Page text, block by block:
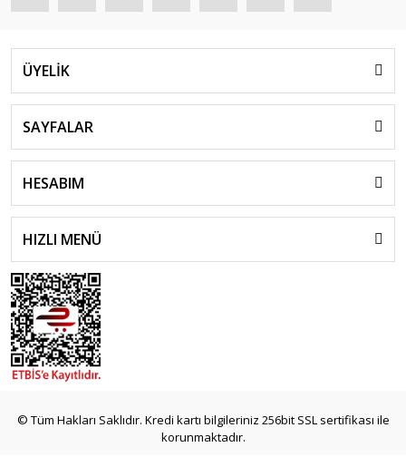
ÜYELİK
SAYFALAR
HESABIM
HIZLI MENÜ
© Tüm Hakları Saklıdır. Kredi kartı bilgileriniz 256bit SSL sertifikası ile
korunmaktadır.